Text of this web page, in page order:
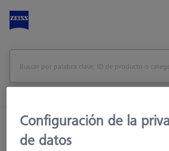
Inicio
Sistemas de palpadores
Elementos de conexión
Configuración de la
de datos